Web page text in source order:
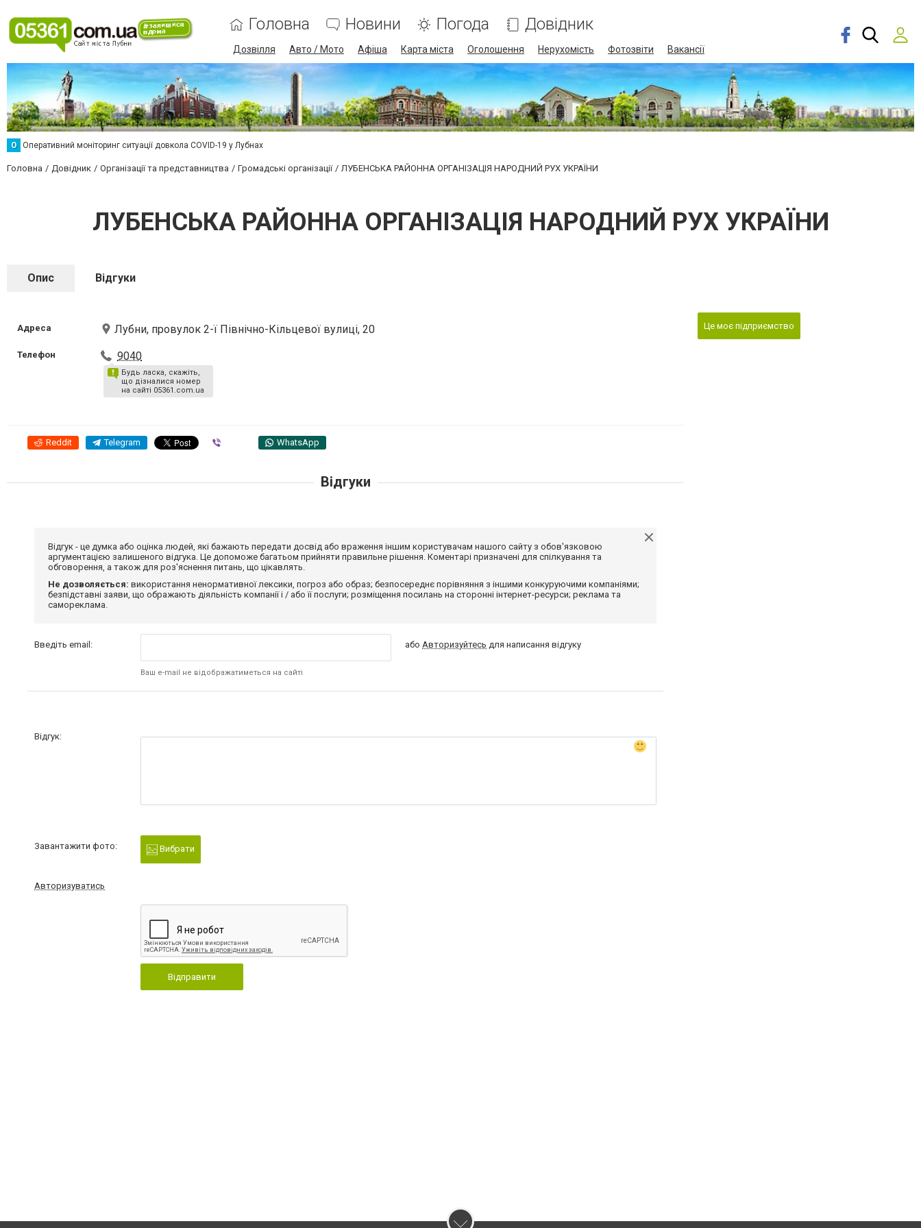
Головна Новини Погода Довідник
Дозвілля Авто / Мото Афіша Карта міста Оголошення Нерухомість Фотозвіти Вакансії
О Оперативний моніторинг ситуації довкола COVID-19 у Лубнах
Головна Довідник Організації та представництва Громадські організації ЛУБЕНСЬКА РАЙОННА ОРГАНІЗАЦІЯ НАРОДНИЙ РУХ УКРАЇНИ
ЛУБЕНСЬКА РАЙОННА ОРГАНІЗАЦІЯ НАРОДНИЙ РУХ УКРАЇНИ
Опис Відгуки
Адреса Лубни, провулок 2-ї Північно-Кільцевої вулиці, 20
Телефон 9040
Будь ласка, скажіть,
що дізналися номер
на сайті 05361.com.ua
Reddit Telegram WhatsApp
Це моє підприємство
Відгуки
Відгук - це думка або оцінка людей, які бажають передати досвід або враження іншим користувачам нашого сайту з обов'язковою
аргументацією залишеного відгука. Це допоможе багатьом прийняти правильне рішення. Коментарі призначені для спілкування та
обговорення, а також для роз'яснення питань, що цікавлять.
Не дозволяється: використання ненормативної лексики, погроз або образ; безпосереднє порівняння з іншими конкуруючими компаніями;
безпідставні заяви, що ображають діяльність компанії і / або її послуги; розміщення посилань на сторонні інтернет-ресурси; реклама та
самореклама.
Введіть email:
Ваш e-mail не відображатиметься на сайті
абоАвторизуйтесь для написання відгуку
Відгук:
Завантажити фото: Вибрати
Авторизуватись
Відправити